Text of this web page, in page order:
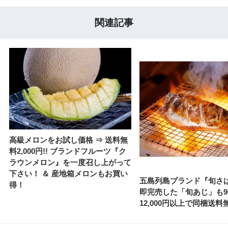
関連記事
高級メロンをお試し価格 ⇒ 送料無
料2,000円!! ブランドフルーツ『ク
ラウンメロン』を一度召し上がって
下さい！ ＆ 産地箱メロンもお買い
得！
五島列島ブランド『旬さ
即完売した「旬あじ」も
12,000円以上で同梱送料